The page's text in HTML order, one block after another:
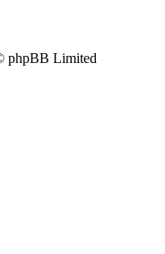
phpBB Limited